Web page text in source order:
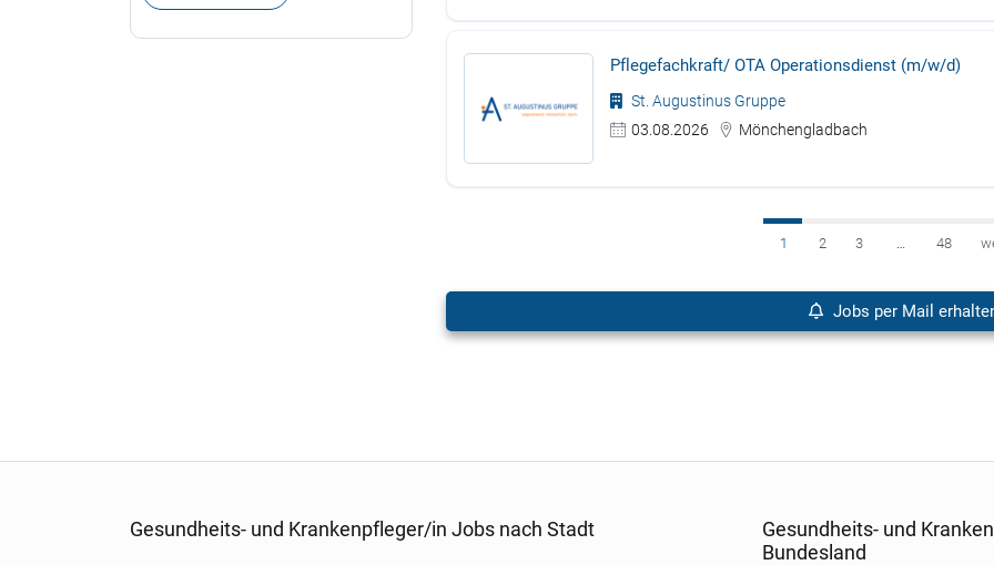
Pflegefachkraft/ OTA Operationsdienst (m/w/d)
St. Augustinus Gruppe
03.08.2026
Mönchengladbach
1 2 3 … 48
Jobs per Mail
Gesundheits- und Krankenpfleger/in Jobs nach Stadt
Gesundheits- und
Bundesland